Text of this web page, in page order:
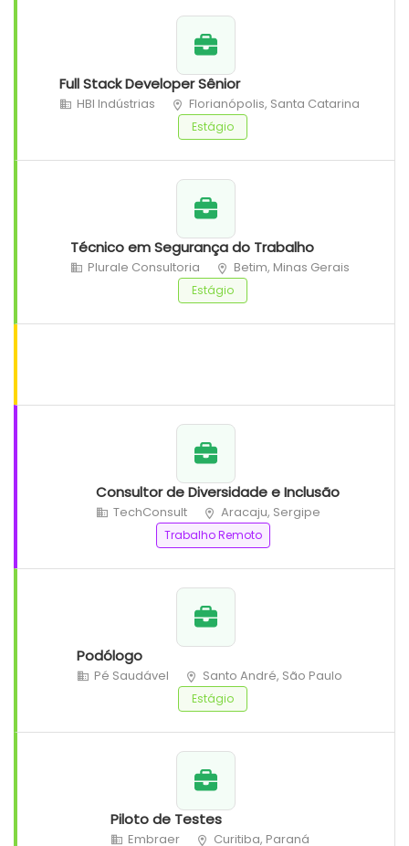
Full Stack Developer Sênior
HBI Indústrias Florianópolis, Santa Catarina
Estágio
Técnico em Segurança do Trabalho
Plurale Consultoria Betim, Minas Gerais
Estágio
Consultor de Diversidade e Inclusão
TechConsult Aracaju, Sergipe
Trabalho Remoto
Podólogo
Pé Saudável Santo André, São Paulo
Estágio
Piloto de Testes
Embraer Curitiba, Paraná